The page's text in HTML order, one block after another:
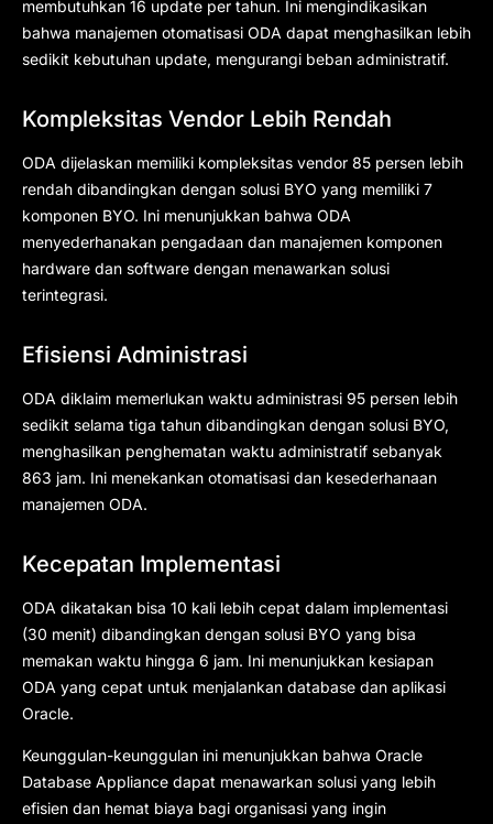
membutuhkan 16 update per tahun. Ini mengindikasikan
bahwa manajemen otomatisasi ODA dapat menghasilkan lebih
sedikit kebutuhan update, mengurangi beban administratif.
Kompleksitas Vendor Lebih Rendah
ODA dijelaskan memiliki kompleksitas vendor 85 persen lebih
rendah dibandingkan dengan solusi BYO yang memiliki 7
komponen BYO. Ini menunjukkan bahwa ODA
menyederhanakan pengadaan dan manajemen komponen
hardware dan software dengan menawarkan solusi
terintegrasi.
Efisiensi Administrasi
ODA diklaim memerlukan waktu administrasi 95 persen lebih
sedikit selama tiga tahun dibandingkan dengan solusi BYO,
menghasilkan penghematan waktu administratif sebanyak
863 jam. Ini menekankan otomatisasi dan kesederhanaan
manajemen ODA.
Kecepatan Implementasi
ODA dikatakan bisa 10 kali lebih cepat dalam implementasi
(30 menit) dibandingkan dengan solusi BYO yang bisa
memakan waktu hingga 6 jam. Ini menunjukkan kesiapan
ODA yang cepat untuk menjalankan database dan aplikasi
Oracle.
Keunggulan-keunggulan ini menunjukkan bahwa Oracle
Database Appliance dapat menawarkan solusi yang lebih
efisien dan hemat biaya bagi organisasi yang ingin